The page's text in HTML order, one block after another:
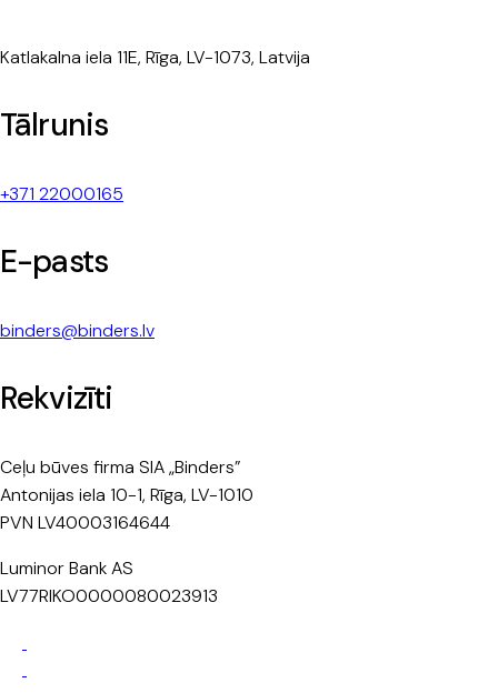
Katlakalna iela 11E, Rīga, LV-1073, Latvija
Tālrunis
+371 22000165
E-pasts
binders@binders.lv
Rekvizīti
Ceļu būves firma SIA „Binders”
Antonijas iela 10-1, Rīga, LV-1010
PVN LV40003164644
Luminor Bank AS
LV77RIKO0000080023913